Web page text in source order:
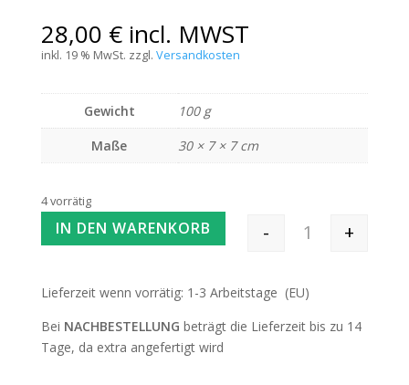
28,00 € incl. MWST
inkl. 19 % MwSt. zzgl. Versandkosten
Gewicht
100 g
Maße
30 × 7 × 7 cm
4 vorrätig
Corriedale
- +
IN DEN WARENKORB
Lieferzeit wenn vorrätig: 1-3 Arbeitstage (EU)
Bei NACHBESTELLUNG beträgt die Lieferzeit bis zu 14
Tage, da extra angefertigt wird